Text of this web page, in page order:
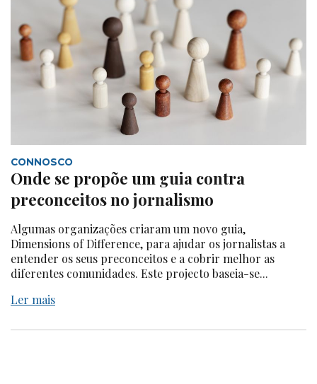
CONNOSCO
Onde se propõe um guia contra
preconceitos no jornalismo
Algumas organizações criaram um novo guia,
Dimensions of Difference, para ajudar os jornalistas a
entender os seus preconceitos e a cobrir melhor as
diferentes comunidades. Este projecto baseia-se...
Ler mais